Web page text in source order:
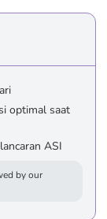
optimal saat
ASI
by our